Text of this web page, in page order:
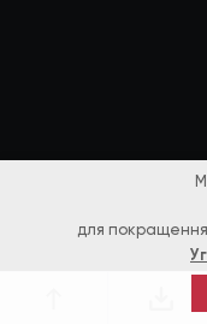
для покращення